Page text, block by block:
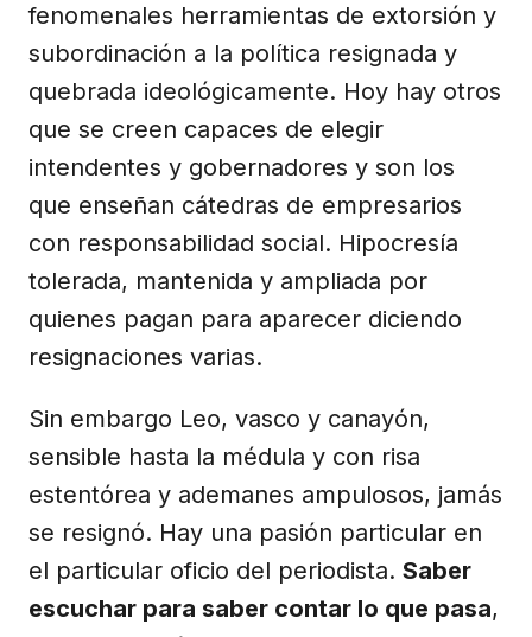
fenomenales herramientas de extorsión y
subordinación a la política resignada y
quebrada ideológicamente. Hoy hay otros
que se creen capaces de elegir
intendentes y gobernadores y son los
que enseñan cátedras de empresarios
con responsabilidad social. Hipocresía
tolerada, mantenida y ampliada por
quienes pagan para aparecer diciendo
resignaciones varias.
Sin embargo Leo, vasco y canayón,
sensible hasta la médula y con risa
estentórea y ademanes ampulosos, jamás
se resignó. Hay una pasión particular en
el particular oficio del periodista. Saber
escuchar para saber contar lo que pasa,